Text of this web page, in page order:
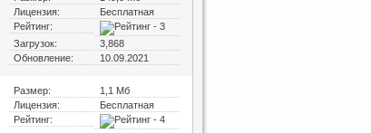
Лицензия:
Бесплатная
Рейтинг:
Загрузок:
3,868
Обновление:
10.09.2021
Размер:
1,1 Мб
Лицензия:
Бесплатная
Рейтинг: